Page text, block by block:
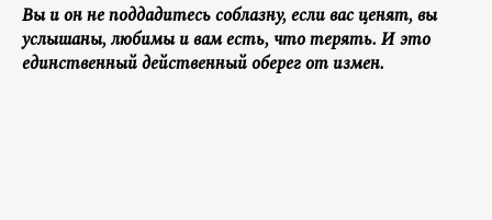
Вы и он не поддадитесь соблазну, если вас ценят, вы
услышаны, любимы и вам есть, что терять. И это
единственный действенный оберег от измен.